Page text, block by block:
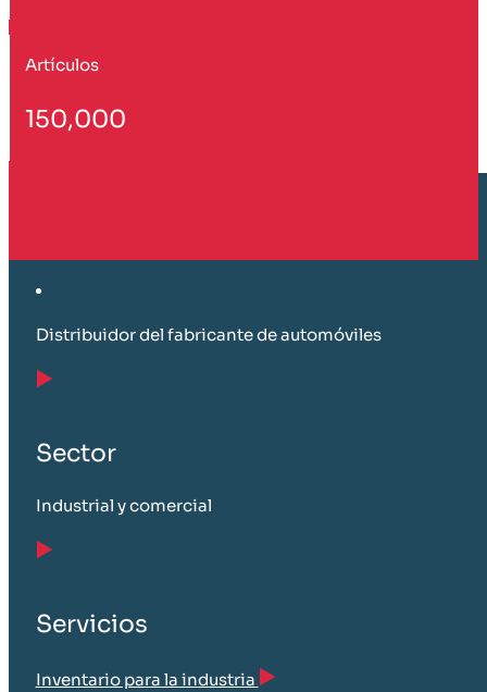
Artículos
150,000
Distribuidor del fabricante de automóviles
Sector
Industrial y comercial
Servicios
Inventario para la industria